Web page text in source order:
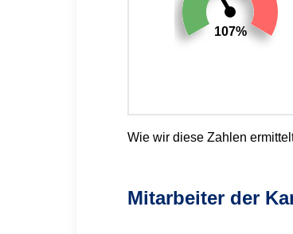
107%
Wie wir diese Zahlen
Mitarbeiter der